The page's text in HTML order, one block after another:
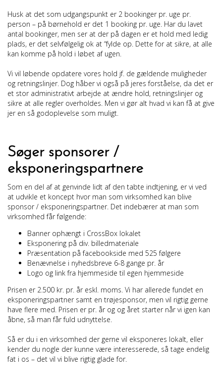
Husk at det som udgangspunkt er 2 bookinger pr. uge pr.
person – på børnehold er det 1 booking pr. uge. Har du lavet
antal bookinger, men ser at der på dagen er et hold med ledig
plads, er det selvfølgelig ok at “fylde op. Dette for at sikre, at alle
kan komme på hold i løbet af ugen.
Vi vil løbende opdatere vores hold jf. de gældende muligheder
og retningslinjer. Dog håber vi også på jeres forståelse, da det er
et stor administrativt arbejde at ændre hold, retningslinjer og
sikre at alle regler overholdes. Men vi gør alt hvad vi kan få at give
jer en så godoplevelse som muligt.
Søger sponsorer /
eksponeringspartnere
Som en del af at genvinde lidt af den tabte indtjening, er vi ved
at udvikle et koncept hvor man som virksomhed kan blive
sponsor / eksponeringspartner. Det indebærer at man som
virksomhed får følgende:
Banner ophængt i CrossBox lokalet
Eksponering på div. billedmateriale
Præsentation på facebookside med 525 følgere
Benævnelse i nyhedsbreve 6-8 gange pr. år
Logo og link fra hjemmeside til egen hjemmeside
Prisen er 2.500 kr. pr. år eskl. moms. Vi har allerede fundet en
eksponeringspartner samt en trøjesponsor, men vil rigtig gerne
have flere med. Prisen er pr. år og og året starter når vi igen kan
åbne, så man får fuld udnyttelse.
Så er du i en virksomhed der gerne vil eksponeres lokalt, eller
kender du nogle der kunne være interesserede, så tage endelig
fat i os – det vil vi blive rigtig glade for.